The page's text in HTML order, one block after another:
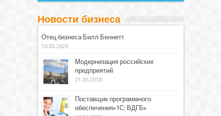
Новости бизнеса
Отец бизнеса Билл Беннетт
10.03.2020
Модернизация российских
предприятий
21.05.2018
Поставщик программного
обеспечения»1С: ВДГБ»